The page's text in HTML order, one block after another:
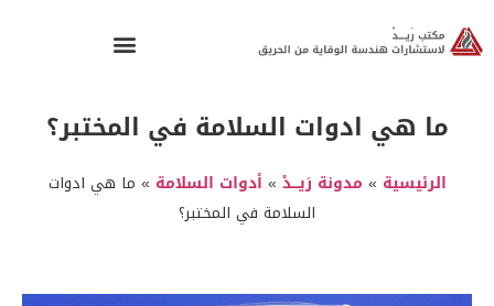
ما هي ادوات السلامة في المختبر؟
الرئيسية » مدونة رَيـــدْ » أدوات السلامة » ما هي ادوات
السلامة في المختبر؟